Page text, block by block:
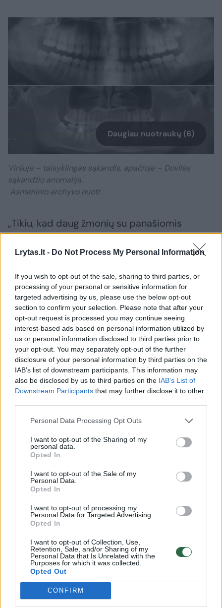
Lrytas.lt - Do Not Process My Personal Information
If you wish to opt-out of the sale, sharing to third parties, or
processing of your personal or sensitive information for
targeted advertising by us, please use the below opt-out
section to confirm your selection. Please note that after your
opt-out request is processed you may continue seeing
interest-based ads based on personal information utilized by
us or personal information disclosed to third parties prior to
your opt-out. You may separately opt-out of the further
disclosure of your personal information by third parties on the
IAB’s list of downstream participants. This information may
also be disclosed by us to third parties on the IAB’s List of
Downstream Participants that may further disclose it to other
Personal Data Processing Opt Outs
I want to opt-out of the Sharing of my
personal data.
Opted In
I want to opt-out of the Sale of my
Personal Data.
Opted In
I want to opt-out of processing my
Personal Data for Targeted Advertising.
Opted In
I want to opt-out of Collection, Use,
Retention, Sale, and/or Sharing of my
Personal Data that Is Unrelated with the
Purposes for which it was collected.
Opted Out
CONFIRM
Daugiau nuotraukų (6)
Viršuje – taisyklingas sąkandis, apačioje – Dovilės
sąkandžio anomalija.
Asmeninio archyvo nuotr.
„Tikiu, kad daug žmonių su panašiomis
problemos neturi galimybės išpildyti savo
svajonės, tad labai džiugu, kad egzistuoja
Tikrai tikiu ir žinau, kad visi kartu mes galime
daugiau“, – sakė pašnekovė.
Prie Dovilės gydymogalite prisidėti čia.
Padeda tiems, kurie turi rimtų problemų
Keletą klausimų uždavėme ir VšĮ „Veido
fondo prisijungė 2019 m. lapkritį, kai buvo
praėjęs lygiai pusmetis po jai pačiai atliktos
ortognatinės operacijos. Pasak moters,
ryškėjant geriems pooperaciniams
rezultatams jai norėjosi padėti tiems, kuriems
pirmiausia paklausiau A.Gaubytės.
– VšĮ „Veido fondas“ buvo įkurtas 2014 m.
lapkričio 5 d. siekiant padėti pacientams,